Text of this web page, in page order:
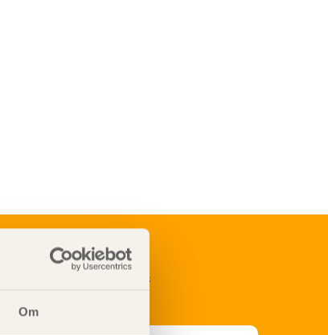
Om
på Svenskt Träs